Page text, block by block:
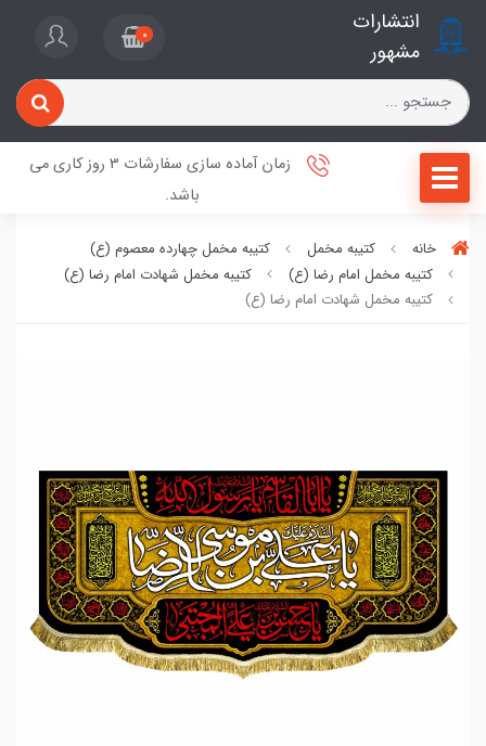
انتشارات
مشهور
0
زمان آماده سازی سفارشات 3 روز کاری می
باشد.
خانه کتیبه مخمل
کتیبه مخمل چهارده معصوم (ع)
کتیبه مخمل امام رضا (ع)
کتیبه مخمل شهادت امام رضا (ع)
کتیبه مخمل شهادت امام رضا (ع)